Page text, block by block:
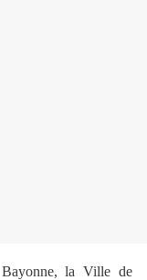
la Ville de